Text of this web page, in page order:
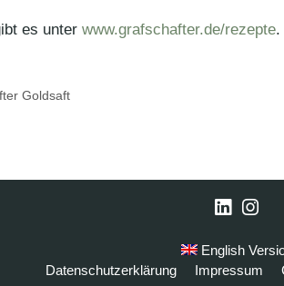
es unter www.grafschafter.de/rezepte.
Goldsaft
LinkedIn
English
Datenschutzerklärung
Impressum